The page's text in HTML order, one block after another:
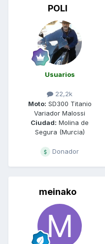
POLI
Usuarios
22,2k
Moto: SD300 Titanio
Variador Malossi
Ciudad: Molina de
Segura (Murcia)
Donador
meinako